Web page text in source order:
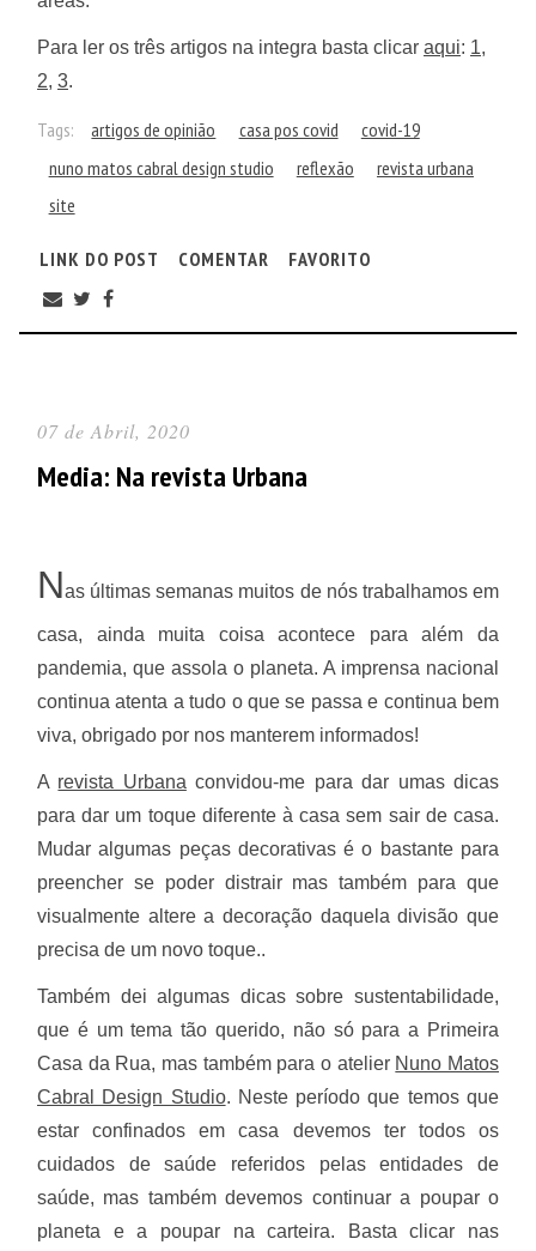
Para ler os três artigos na integra basta clicar aqui: 1,
2, 3.
Tags: artigos de opinião casa pos covid
covid-19
nuno matos cabral design studio
reflexão
revista urbana
site
LINK DO POST COMENTAR FAVORITO
07 de Abril, 2020
Media: Na revista Urbana
Nas últimas semanas muitos de nós trabalhamos em
casa, ainda muita coisa acontece para além da
pandemia, que assola o planeta. A imprensa nacional
continua atenta a tudo o que se passa e continua bem
viva, obrigado por nos manterem informados!
A revista Urbana convidou-me para dar umas dicas
para dar um toque diferente à casa sem sair de casa.
Mudar algumas peças decorativas é o bastante para
preencher se poder distrair mas também para que
visualmente altere a decoração daquela divisão que
precisa de um novo toque..
Também dei algumas dicas sobre sustentabilidade,
que é um tema tão querido, não só para a Primeira
Casa da Rua, mas também para o atelier Nuno Matos
Cabral Design Studio. Neste período que temos que
estar confinados em casa devemos ter todos os
cuidados de saúde referidos pelas entidades de
saúde, mas também devemos continuar a poupar o
planeta e a poupar na carteira. Basta clicar nas